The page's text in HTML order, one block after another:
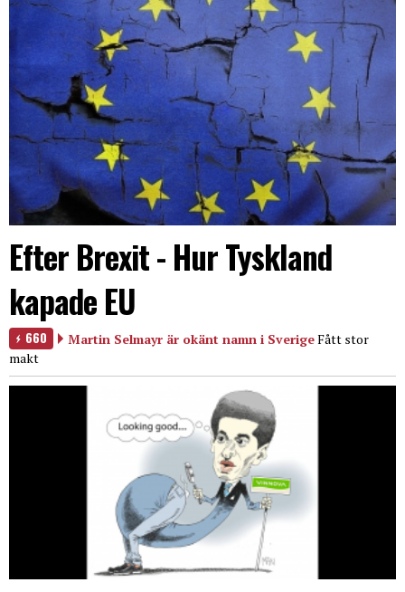
Efter Brexit - Hur Tyskland
kapade EU
660 Martin Selmayr är okänt namn i SverigeFått stor
makt